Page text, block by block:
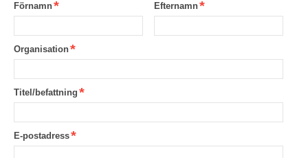
Förnamn Efternamn
Organisation
Titel/befattning
E-postadress